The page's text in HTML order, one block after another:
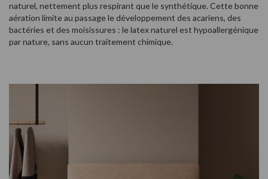
naturel, nettement plus respirant que le synthétique. Cette bonne
aération limite au passage le développement des acariens, des
bactéries et des moisissures : le latex naturel est hypoallergénique
par nature, sans aucun traitement chimique.